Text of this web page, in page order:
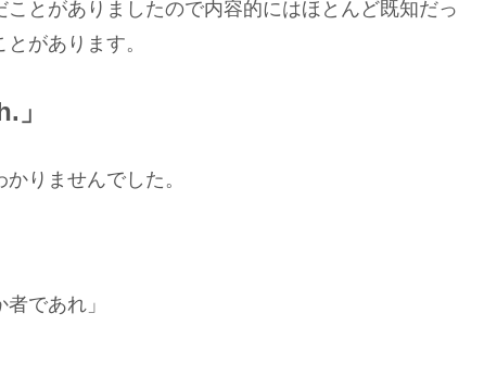
とがありましたので内容的にはほとんど既知だっ
があります。
」
りませんでした。
であれ」